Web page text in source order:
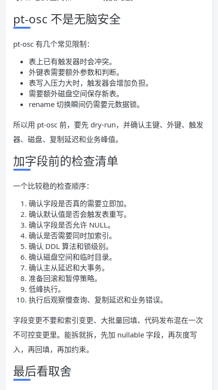
pt-osc 不是无脑安全
pt-osc 有几个常见限制：
表上已有触发器时会冲突。
外键表需要额外参数和判断。
表写入压力大时，触发器会增加负担。
需要额外磁盘空间保存新表。
rename 切换瞬间仍需要元数据锁。
所以用 pt-osc 前，要先 dry-run，并确认主键、外键、触发
器、磁盘、复制延迟和业务峰值。
加字段前的检查清单
一个比较稳的检查顺序：
确认字段是否真的需要立即加。
确认默认值是否会触发表重写。
确认字段是否允许 NULL。
确认是否需要同时加索引。
确认 DDL 算法和锁级别。
确认磁盘空间和临时目录。
确认主从延迟和大事务。
准备回滚和暂停策略。
低峰执行。
执行后观察慢查询、复制延迟和业务错误。
字段变更不要和索引变更、大批量回填、代码发布混在一次
不可控变更里。能拆就拆，先加 nullable 字段，再灰度写
入，再回填，再加约束。
最后看取舍